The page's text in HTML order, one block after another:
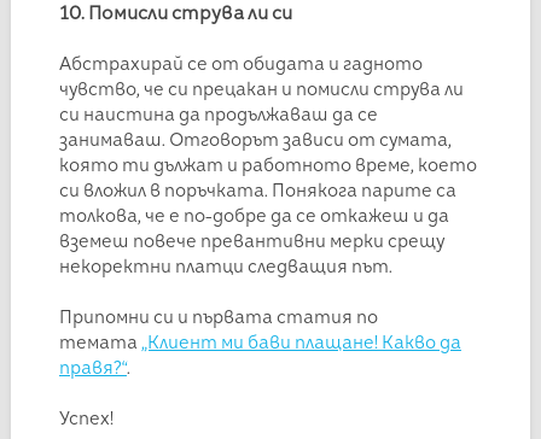
10. Помисли струва ли си
Абстрахирай се от обидата и гадното
чувство, че си прецакан и помисли струва ли
си наистина да продължаваш да се
занимаваш. Отговорът зависи от сумата,
която ти дължат и работното време, което
си вложил в поръчката. Понякога парите са
толкова, че е по-добре да се откажеш и да
вземеш повече превантивни мерки срещу
некоректни платци следващия път.
Припомни си и първата статия по
темата „Клиент ми бави плащане! Какво да
правя?“.
Успех!